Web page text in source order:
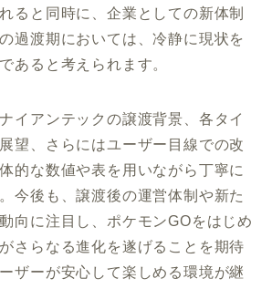
ると同時に、企業としての新体制
過渡期においては、冷静に現状を
あると考えられます。
イアンテックの譲渡背景、各タイ
望、さらにはユーザー目線での改
的な数値や表を用いながら丁寧に
今後も、譲渡後の運営体制や新た
向に注目し、ポケモンGOをはじめ
さらなる進化を遂げることを期待
ザーが安心して楽しめる環境が継